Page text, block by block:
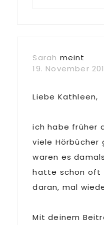
Sarah meint
19. November
Liebe Kathleen,
ich habe früher
viele Hörbücher
waren es
hatte schon oft
daran, mal
Mit deinem